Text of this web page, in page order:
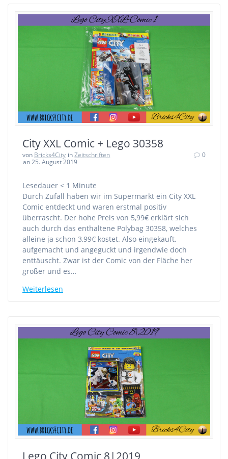
City XXL Comic + Lego 30358
von Bricks4City inZeitschriften
an 25. August 2019
0
Lesedauer < 1 Minute
Durch Zufall haben wir im Supermarkt ein City XXL
Comic entdeckt und waren erstmal positiv
überrascht. Der hohe Preis von 5,99€ erklärt sich
auch durch das enthaltene Polybag 30358, welches
alleine ja schon 3,99€ kostet. Also eingekauft,
aufgemacht und angeguckt und irgendwie doch
enttäuscht. Zwar ist der Comic von der Fläche her
größer und es…
Weiterlesen
Lego City Comic 8|2019